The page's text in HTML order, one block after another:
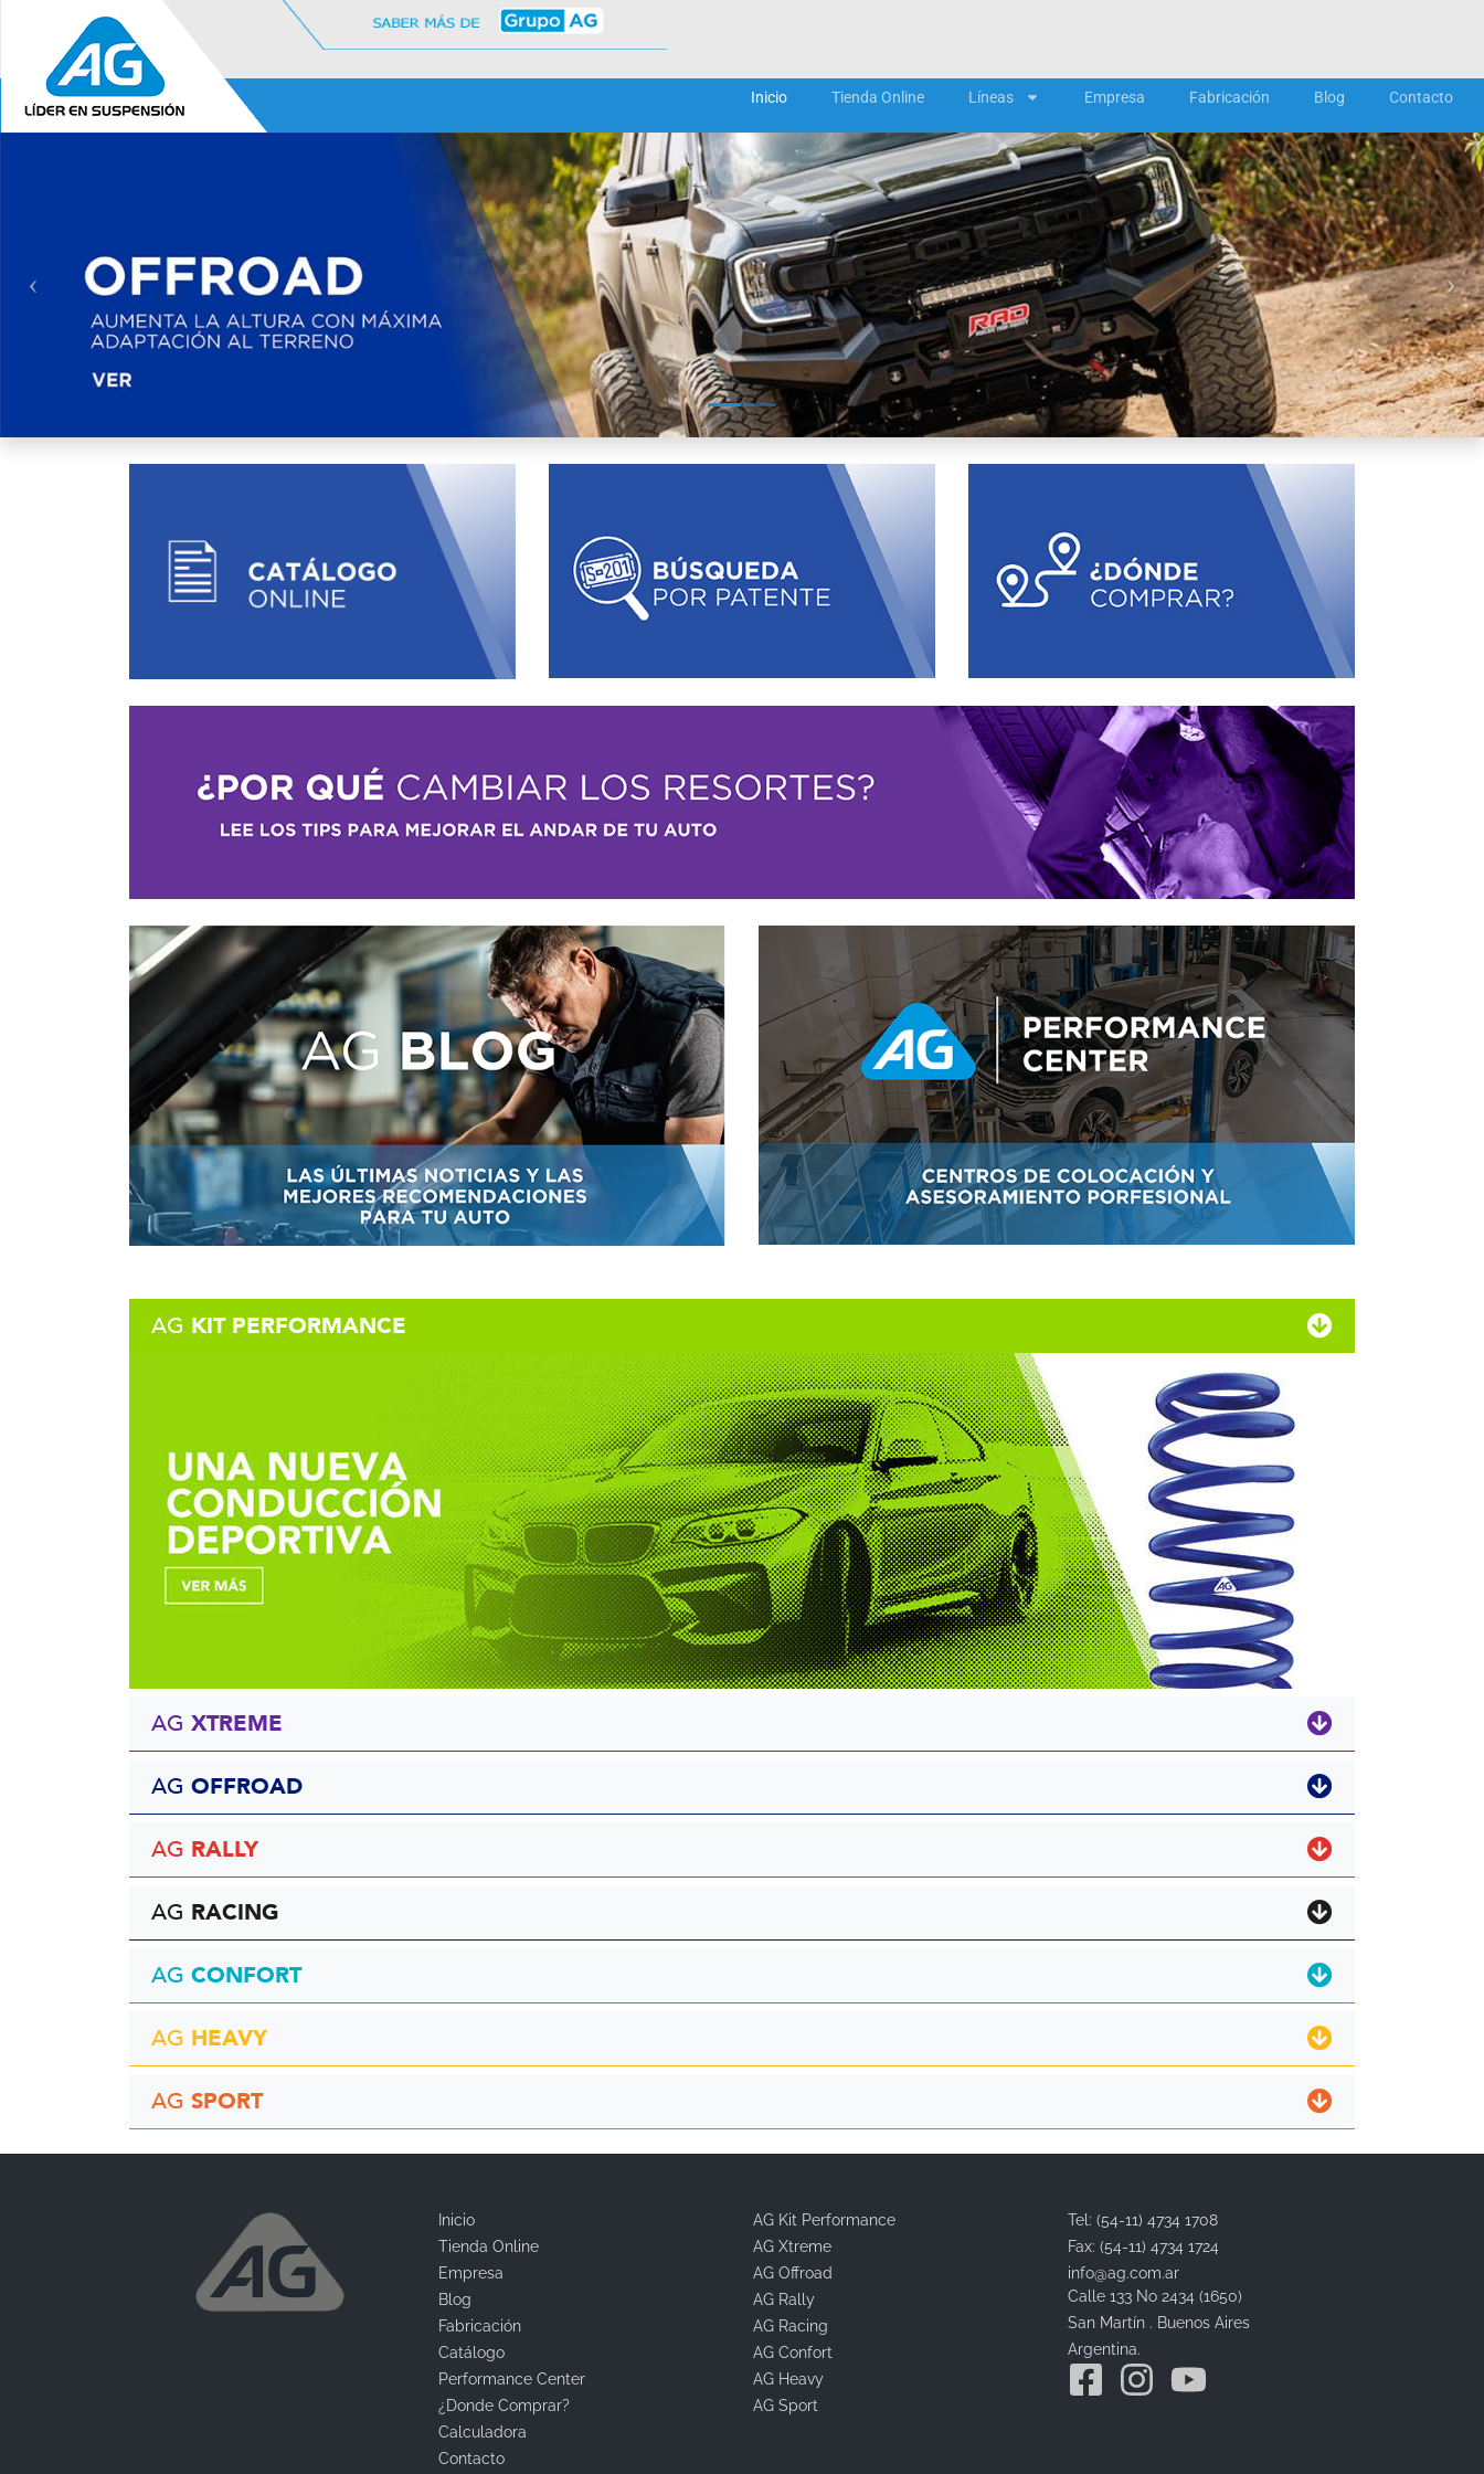
Inicio Tienda Online Líneas Empresa Fabricación Blog Contacto
AG KIT PERFORMANCE
AG XTREME
AG OFFROAD
AG RALLY
AG RACING
AG CONFORT
AG HEAVY
AG SPORT
Inicio
Tienda Online
Empresa
Blog
Fabricación
Catálogo
Performance Center
¿Donde Comprar?
Calculadora
Contacto
AG Kit Performance
AG Xtreme
AG Offroad
AG Rally
AG Racing
AG Confort
AG Heavy
AG Sport
Tel: (54-11) 4734 1708
Fax: (54-11) 4734 1724
info@ag.com.ar
Calle 133 No 2434 (1650)
San Martín . Buenos Aires
Argentina.